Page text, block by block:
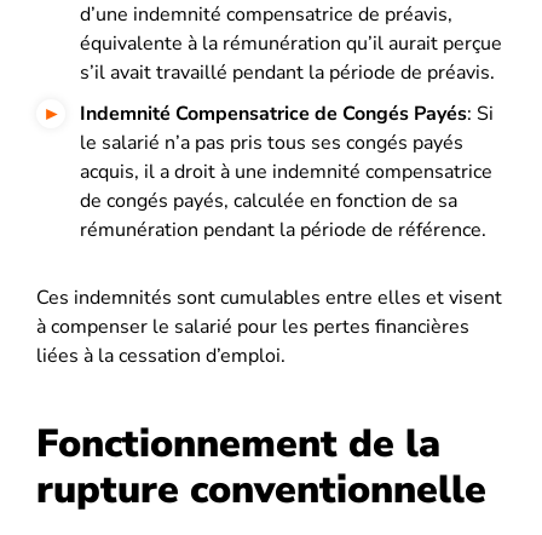
d’une indemnité compensatrice de préavis,
équivalente à la rémunération qu’il aurait perçue
s’il avait travaillé pendant la période de préavis.
Indemnité Compensatrice de Congés Payés: Si
le salarié n’a pas pris tous ses congés payés
acquis, il a droit à une indemnité compensatrice
de congés payés, calculée en fonction de sa
rémunération pendant la période de référence.
Ces indemnités sont cumulables entre elles et visent
à compenser le salarié pour les pertes financières
liées à la cessation d’emploi.
Fonctionnement de la
rupture conventionnelle